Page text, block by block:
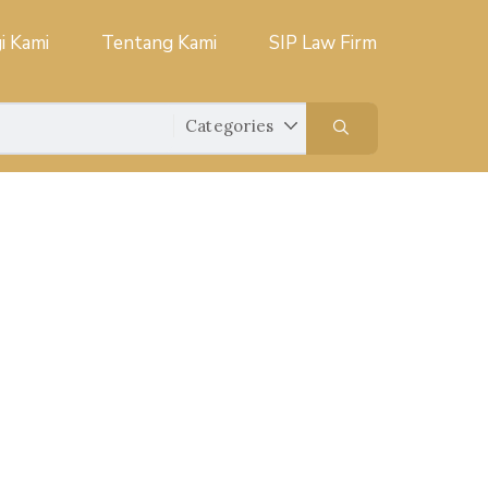
Kami Tentang Kami SIP Law Firm